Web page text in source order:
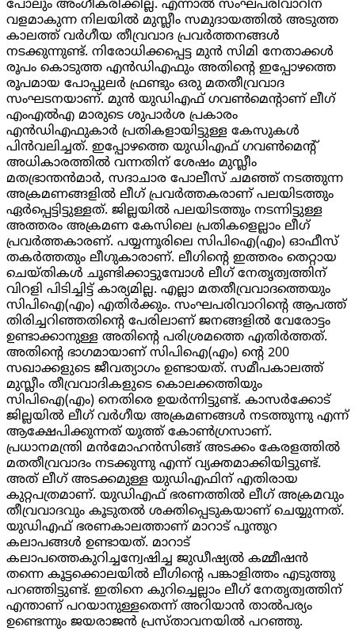
പോലും അംഗീകരിക്കില്ല. എന്നാൽ സംഘപരിവാറിന്
വളമാകുന്ന നിലയിൽ മുസ്ലീം സമുദായത്തിൽ അടുത്ത
കാലത്ത് വർഗീയ തീവ്രവാദ പ്രവർത്തനങ്ങൾ
നടക്കുന്നുണ്ട്. നിരോധിക്കപ്പെട്ട മുൻ സിമി നേതാക്കൾ
രൂപം കൊടുത്ത എൻഡിഎഫും അതിന്റെ ഇപ്പോഴത്തെ
രൂപമായ പോപ്പുലർ ഫ്രണ്ടും ഒരു മതതീവ്രവാദ
സംഘടനയാണ്. മുൻ യുഡിഎഫ് ഗവൺമെന്റാണ് ലീഗ്
എംഎൽഎ മാരുടെ ശുപാർശ പ്രകാരം
എൻഡിഎഫുകാർ പ്രതികളായിട്ടുള്ള കേസുകൾ
പിൻവലിച്ചത്. ഇപ്പോഴത്തെ യുഡിഎഫ് ഗവൺമെന്റ്
അധികാരത്തിൽ വന്നതിന് ശേഷം മുസ്ലീം
മതഭ്രാന്തൻമാർ, സദാചാര പോലീസ് ചമഞ്ഞ് നടത്തുന്ന
അക്രമണങ്ങളിൽ ലീഗ് പ്രവർത്തകരാണ് പലയിടത്തും
ഏർപ്പെട്ടിട്ടുള്ളത്. ജില്ലയിൽ പലയിടത്തും നടന്നിട്ടുള്ള
അത്തരം അക്രമണ കേസിലെ പ്രതികളെല്ലാം ലീഗ്
പ്രവർത്തകാരണ്. പയ്യന്നൂരിലെ സിപിഐ(എം) ഓഫീസ്
തകർത്തതും ലീഗുകാരാണ്. ലീഗിന്റെ ഇത്തരം തെറ്റായ
ചെയ്തികൾ ചൂണ്ടിക്കാട്ടുമ്പോൾ ലീഗ് നേതൃത്വത്തിന്
വിറളി പിടിച്ചിട്ട് കാര്യമില്ല. എല്ലാ മതതീവ്രവാദത്തെയും
സിപിഐ(എം) എതിർക്കും. സംഘപരിവാറിന്റെ ആപത്ത്
തിരിച്ചറിഞ്ഞതിന്റെ പേരിലാണ് ജനങ്ങളിൽ വേരോട്ടം
ഉണ്ടാക്കാനുള്ള അതിന്റെ പരിശ്രമത്തെ എതിർത്തത്.
അതിന്റെ ഭാഗമായാണ് സിപിഐ(എം) ന്റെ 200
സഖാക്കളുടെ ജീവത്യാഗം ഉണ്ടായത്. സമീപകാലത്ത്
മുസ്ലീം തീവ്രവാദികളുടെ കൊലക്കത്തിയും
സിപിഐ(എം) നെതിരെ ഉയർന്നിട്ടുണ്ട്. കാസർക്കോട്
ജില്ലയിൽ ലീഗ് വർഗീയ അക്രമണങ്ങൾ നടത്തുന്നു എന്ന്
ആക്ഷേപിക്കുന്നത് യൂത്ത് കോൺഗ്രസാണ്.
പ്രധാനമന്ത്രി മൻമോഹൻസിങ്ങ് അടക്കം കേരളത്തിൽ
മതതീവ്രവാദം നടക്കുന്നു എന്ന് വ്യക്തമാക്കിയിട്ടുണ്ട്.
അത് ലീഗ് അടക്കമുള്ള യുഡിഎഫിന് എതിരായ
കുറ്റപത്രമാണ്. യുഡിഎഫ് ഭരണത്തിൽ ലീഗ് അക്രമവും
തീവ്രവാദവും കൂടുതൽ ശക്തിപ്പെടുകയാണ് ചെയ്യുന്നത്.
യുഡിഎഫ് ഭരണകാലത്താണ് മാറാട് പൂന്തുറ
കലാപങ്ങൾ ഉണ്ടായത്. മാറാട്
കലാപത്തെകുറിച്ചന്വേഷിച്ച ജുഡീഷ്യൽ കമ്മീഷൻ
തന്നെ കൂട്ടക്കൊലയിൽ ലീഗിന്റെ പങ്കാളിത്തം എടുത്തു
പറഞ്ഞിട്ടുണ്ട്. ഇതിനെ കുറിച്ചെല്ലാം ലീഗ് നേതൃത്വത്തിന്
എന്താണ് പറയാനുള്ളതെന്ന് അറിയാൻ താൽപര്യം
ഉണ്ടെന്നും ജയരാജൻ പ്രസ്താവനയിൽ പറഞ്ഞു.